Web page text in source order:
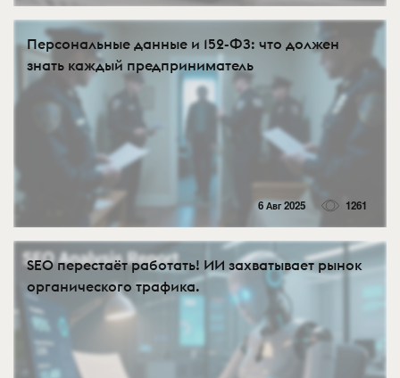
Персональные данные и 152-ФЗ: что должен
знать каждый предприниматель
6 Авг 2025 1261
SEO перестаёт работать! ИИ захватывает рынок
органического трафика.